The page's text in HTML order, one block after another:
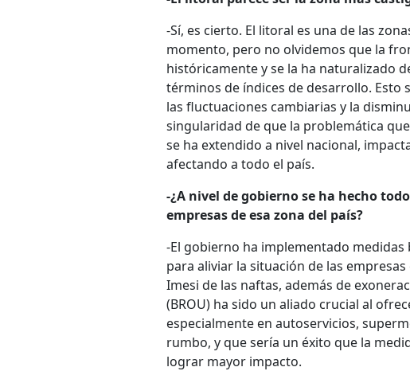
-Sí, es cierto. El litoral es una de las
momento, pero no olvidemos que la
históricamente y se la ha naturalizado
términos de índices de desarrollo. Esto
las fluctuaciones cambiarias y la
singularidad de que la problemática
se ha extendido a nivel nacional,
afectando a todo el país.
-¿A nivel de gobierno se ha hecho
empresas de esa zona del país?
-El gobierno ha implementado
para aliviar la situación de las
Imesi de las naftas, además de
(BROU) ha sido un aliado crucial al
especialmente en autoservicios,
rumbo, y que sería un éxito que la
lograr mayor impacto.